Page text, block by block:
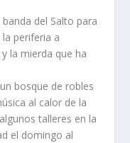
del Salto para
periferia a
la mierda que ha
bosque de robles
al calor de la
talleres en la
el domingo al